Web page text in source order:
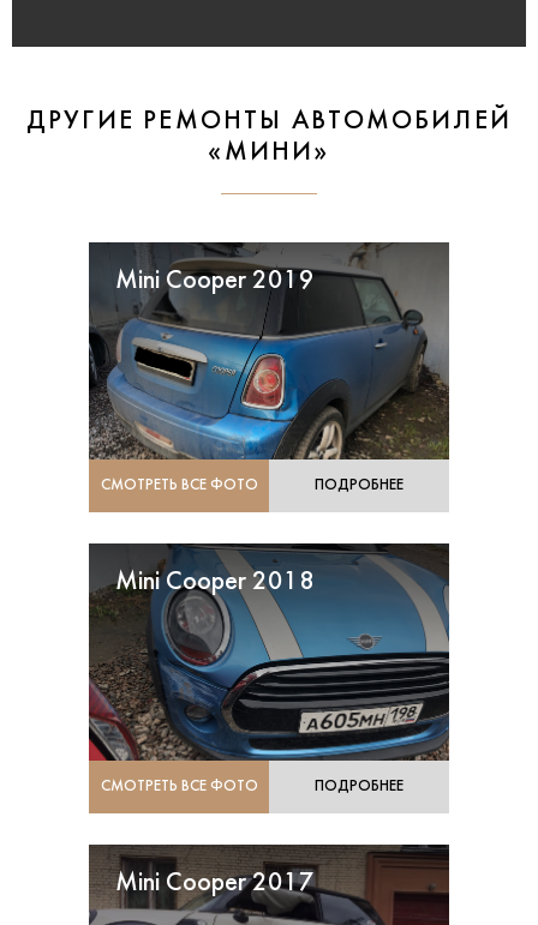
ДРУГИЕ РЕМОНТЫ АВТОМОБИЛЕЙ
«МИНИ»
Mini Cooper 2019
СМОТРЕТЬ ВСЕ ФОТО ПОДРОБНЕЕ
Mini Cooper 2018
СМОТРЕТЬ ВСЕ ФОТО ПОДРОБНЕЕ
Mini Cooper 2017